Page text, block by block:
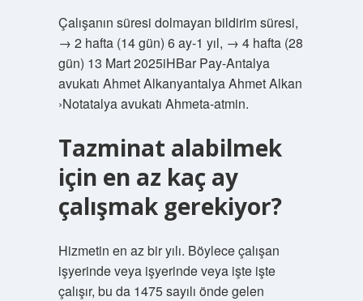
Çalışanın süresi dolmayan bildirim süresi,
→ 2 hafta (14 gün) 6 ay-1 yıl, → 4 hafta (28
gün) 13 Mart 2025iHBar Pay-Antalya
avukatı Ahmet Alkanyantalya Ahmet Alkan
›Notatalya avukatı Ahmeta-atmin.
Tazminat alabilmek
için en az kaç ay
çalışmak gerekiyor?
Hizmetin en az bir yılı. Böylece çalışan
işyerinde veya işyerinde veya işte işte
çalışır, bu da 1475 sayılı önde gelen